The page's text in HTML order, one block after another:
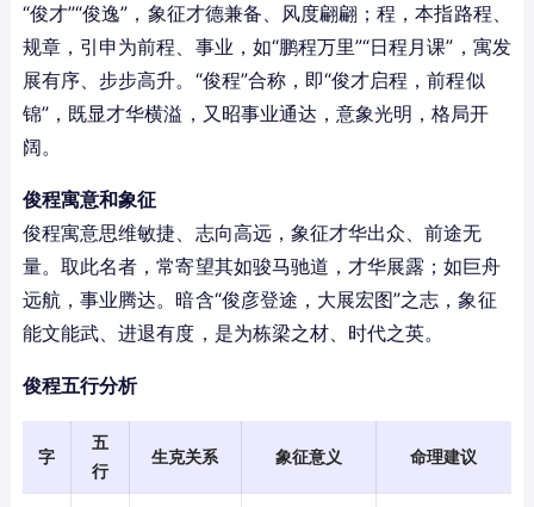
“俊才”“俊逸”，象征才德兼备、风度翩翩；程，本指路程、
规章，引申为前程、事业，如“鹏程万里”“日程月课”，寓发
展有序、步步高升。“俊程”合称，即“俊才启程，前程似
锦”，既显才华横溢，又昭事业通达，意象光明，格局开
阔。
俊程寓意和象征
俊程寓意思维敏捷、志向高远，象征才华出众、前途无
量。取此名者，常寄望其如骏马驰道，才华展露；如巨舟
远航，事业腾达。暗含“俊彦登途，大展宏图”之志，象征
能文能武、进退有度，是为栋梁之材、时代之英。
俊程五行分析
字
五
行
生克关系 象征意义 命理建议